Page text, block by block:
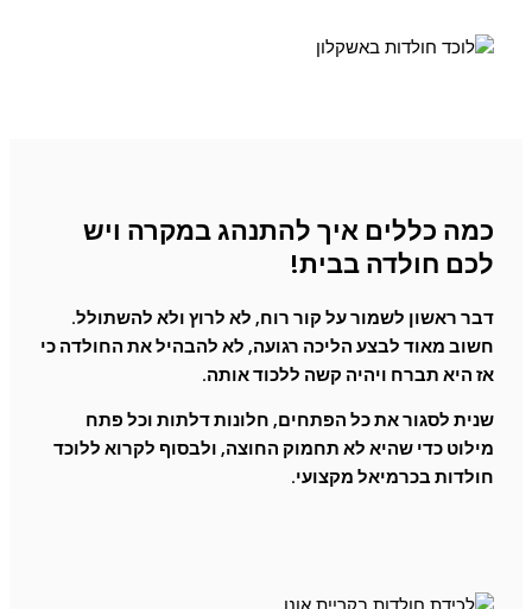
כמה כללים איך להתנהג במקרה ויש
לכם חולדה בבית!
דבר ראשון לשמור על קור רוח, לא לרוץ ולא להשתולל.
חשוב מאוד לבצע הליכה רגועה, לא להבהיל את החולדה כי
אז היא תברח ויהיה קשה ללכוד אותה.
שנית לסגור את כל הפתחים, חלונות דלתות וכל פתח
מילוט כדי שהיא לא תחמוק החוצה, ולבסוף לקרוא ללוכד
חולדות בכרמיאל מקצועי.